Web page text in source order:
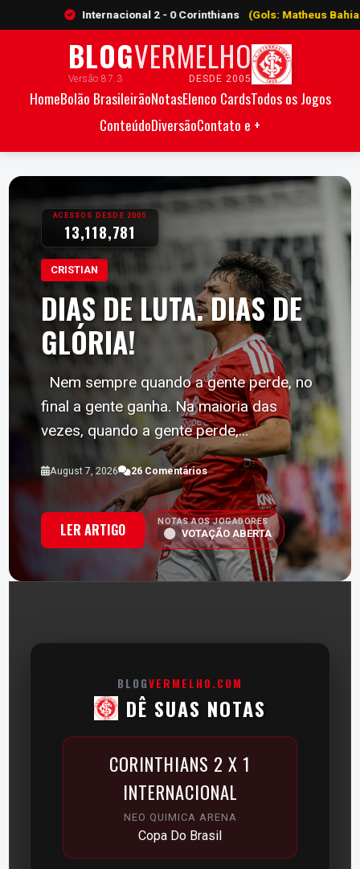
Internacional 2 - 0 Corinthians (Gols: Matheus Bahia 61', Alan
BLOGVERMELHO
Versão 87.3 DESDE 2005
HomeBolão BrasileirãoNotasElenco CardsTodos os Jogos
ConteúdoDiversãoContato e +
ACESSOS DESDE 2005
13,118,781
CRISTIAN
DIAS DE LUTA. DIAS DE
GLÓRIA!
Nem sempre quando a gente perde, no
final a gente ganha. Na maioria das
vezes, quando a gente perde,…
August 7, 2026 26 Comentários
LER ARTIGO NOTAS AOS JOGADORES
VOTAÇÃO ABERTA
BLOGVERMELHO.COM
DÊ SUAS NOTAS
CORINTHIANS 2 X 1
INTERNACIONAL
NEO QUIMICA ARENA
Copa Do Brasil